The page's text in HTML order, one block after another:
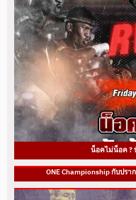
น็อคไม่น็อค ?
ONE Championship กับป